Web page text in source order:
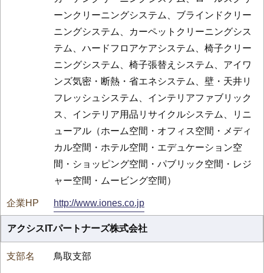
ーンクリーニングシステム、ブラインドクリー
ニングシステム、カーペットクリーニングシス
テム、ハードフロアケアシステム、椅子クリー
ニングシステム、椅子張替えシステム、アイワ
ンズ気密・断熱・省エネシステム、壁・天井リ
フレッシュシステム、インテリアファブリック
ス、インテリア用品リサイクルシステム、リニ
ューアル（ホーム空間・オフィス空間・メディ
カル空間・ホテル空間・エデュケーション空
間・ショッピング空間・パブリック空間・レジ
ャー空間・ムービング空間）
http://www.iones.co.jp
アクシスITパートナーズ株式会社
鳥取支部